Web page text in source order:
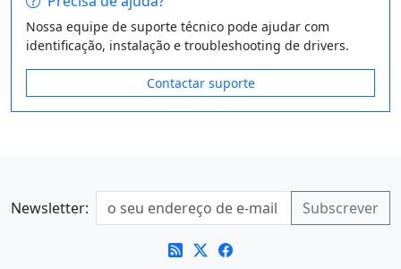
Nossa equipe de suporte técnico pode ajudar com
identificação, instalação e troubleshooting de drivers.
Contactar suporte
Newsletter: